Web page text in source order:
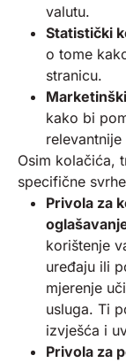
valutu.
Statistički
o tome
stranicu.
kako bi
relevantnije
Osim kolačića,
specifične
Privola za
korištenje
uređaju ili
mjerenje
usluga. Ti
izvješća i
Privola za